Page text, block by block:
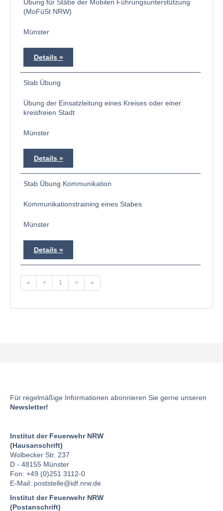
Übung für Stäbe der Mobilen Führungsunterstützung
(MoFüSt NRW)
Münster
Details
Stab Übung
Übung der Einsatzleitung eines Kreises oder einer
kreisfreien Stadt
Münster
Details
Stab Übung Kommunikation
Kommunikationstraining eines Stabes
Münster
Details
« < 1 > »
Für regelmäßige Informationen abonnieren Sie gerne unseren
Newsletter!
Institut der Feuerwehr NRW
(Hausanschrift)
Wolbecker Str. 237
D - 48155 Münster
Fon: +49 (0)251 3112-0
E-Mail: poststelle@idf.nrw.de
Institut der Feuerwehr NRW
(Postanschrift)